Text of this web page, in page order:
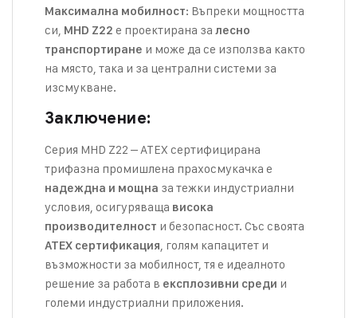
Максимална мобилност: Въпреки мощността
си, MHD Z22 е проектирана за лесно
транспортиране и може да се използва както
на място, така и за централни системи за
изсмукване.
Заключение:
Серия MHD Z22 – ATEX сертифицирана
трифазна промишлена прахосмукачка е
надеждна и мощна за тежки индустриални
условия, осигуряваща висока
производителност и безопасност. Със своята
ATEX сертификация, голям капацитет и
възможности за мобилност, тя е идеалното
решение за работа в експлозивни среди и
големи индустриални приложения.